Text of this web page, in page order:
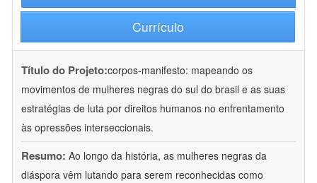
Currículo
Título do Projeto:corpos-manifesto: mapeando os
movimentos de mulheres negras do sul do brasil e as suas
estratégias de luta por direitos humanos no enfrentamento
às opressões interseccionais.
Resumo: Ao longo da história, as mulheres negras da
diáspora vêm lutando para serem reconhecidas como